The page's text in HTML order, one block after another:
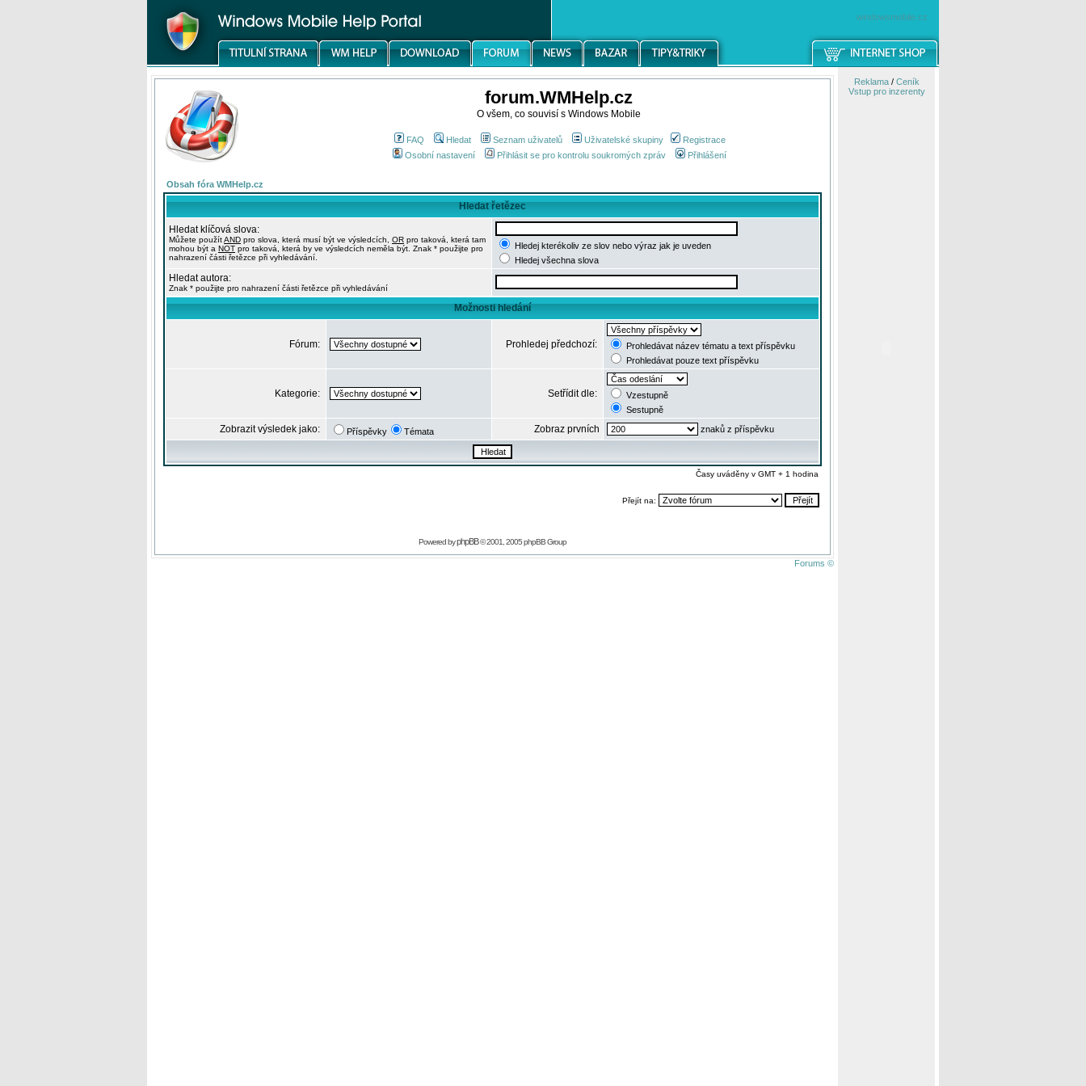
windowsmobile.cz
forum.WMHelp.cz
O všem, co souvisí s Windows Mobile
FAQ Hledat Seznam uživatelů Uživatelské skupiny
Registrace
Osobní nastavení
Přihlásit se pro kontrolu soukromých zpráv Přihlášení
Obsah fóra WMHelp.cz
Hledat řetězec
Hledat klíčová slova:
Můžete použítAND pro slova, která musí být ve výsledcích, OR pro taková, která tam
mohou být a NOT pro taková, která by ve výsledcích neměla být. Znak * použijte pro
nahrazení části řetězce při vyhledávání.
Hledej kterékoliv ze slov nebo výraz jak je uveden
Hledej všechna slova
Hledat autora:
Znak * použijte pro nahrazení části řetězce při vyhledávání
Možnosti hledání
Fórum: Prohledej předchozí:
Prohledávat název tématu a text příspěvku
Prohledávat pouze text příspěvku
Kategorie: Setřídit dle:
Vzestupně
Sestupně
Zobrazit výsledek jako: Příspěvky Témata Zobraz prvních znaků z příspěvku
Časy uváděny v GMT + 1 hodina
Přejít na:
Powered byphpBB© 2001, 2005 phpBB Group
Forums ©
Reklama/ Ceník
Vstup pro inzerenty